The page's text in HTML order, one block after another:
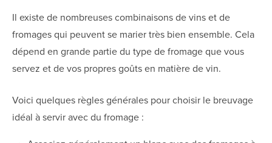
Il existe de nombreuses combinaisons de vins et de
fromages qui peuvent se marier très bien ensemble. Cela
dépend en grande partie du type de fromage que vous
servez et de vos propres goûts en matière de vin.
Voici quelques règles générales pour choisir le breuvage
idéal à servir avec du fromage :